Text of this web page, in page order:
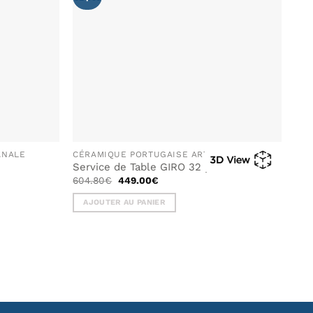
CÉRAMIQUE PORTUGAISE ARTISANALE
Service de Table GIRO 32 pièces
604.80€ Le
initial
était :
604.80€.
449.00€
actuel
est :
449.00€.
AJOUTER AU PANIER